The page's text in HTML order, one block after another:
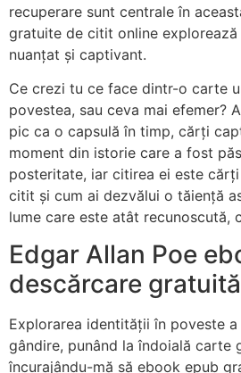
recuperare sunt centrale în
gratuite de citit online
nuanțat și captivant.
Ce crezi tu ce face dintr-o carte
povestea, sau ceva mai efemer?
pic ca o capsulă în timp, cărți
moment din istorie care a fost
posteritate, iar citirea ei este
citit și cum ai dezvălui o tăiență
lume care este atât recunoscută,
Edgar Allan Poe
descărcare gratuită
Explorarea identității în poveste
gândire, punând la îndoială carte
încurajându-mă să ebook epub